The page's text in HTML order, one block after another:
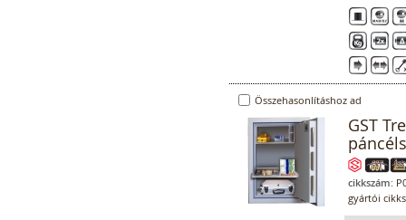
Összehasonlításhoz ad
GST
cikkszám:
gyártói